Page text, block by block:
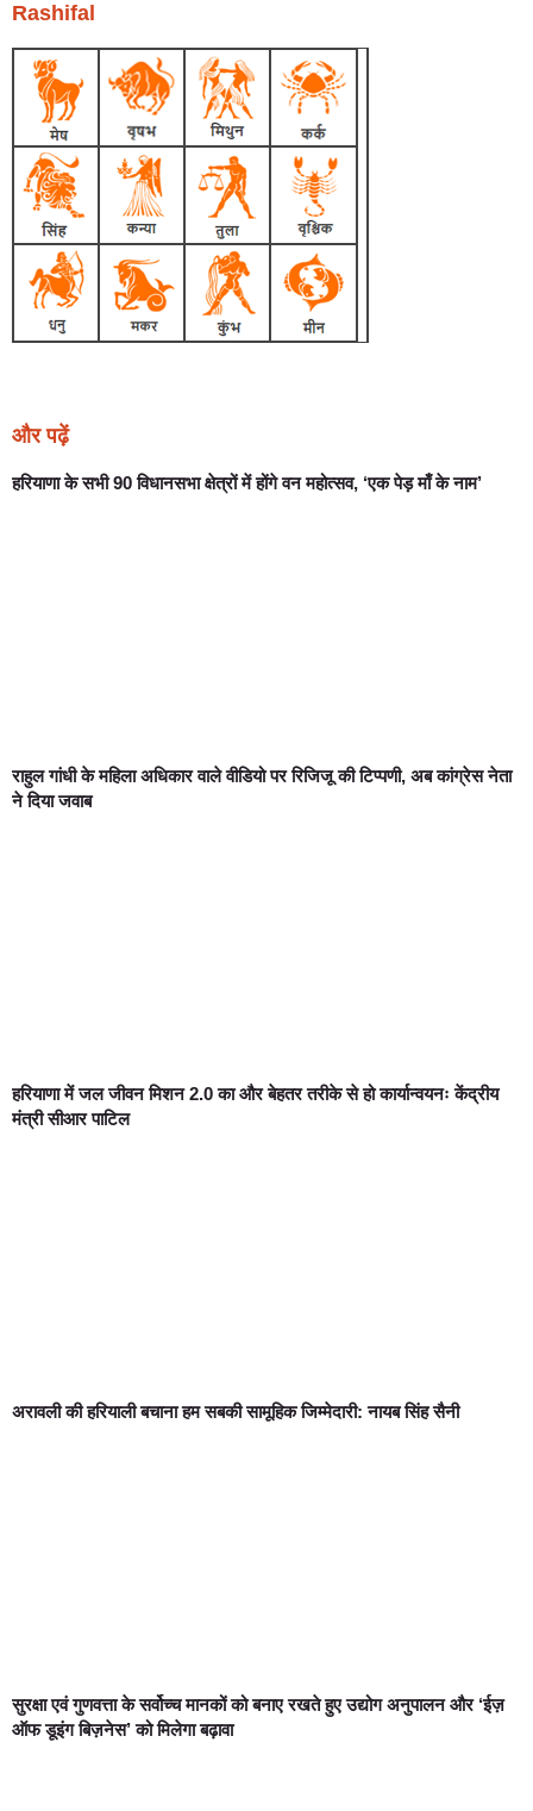
Rashifal
और पढ़ें
हरियाणा के सभी 90 विधानसभा क्षेत्रों में होंगे वन महोत्सव, ‘एक पेड़ माँ के नाम’
राहुल गांधी के महिला अधिकार वाले वीडियो पर रिजिजू की टिप्पणी, अब कांग्रेस नेता
ने दिया जवाब
हरियाणा में जल जीवन मिशन 2.0 का और बेहतर तरीके से हो कार्यान्वयनः केंद्रीय
मंत्री सीआर पाटिल
अरावली की हरियाली बचाना हम सबकी सामूहिक जिम्मेदारी: नायब सिंह सैनी
सुरक्षा एवं गुणवत्ता के सर्वोच्च मानकों को बनाए रखते हुए उद्योग अनुपालन और ‘ईज़
ऑफ डूइंग बिज़नेस’ को मिलेगा बढ़ावा